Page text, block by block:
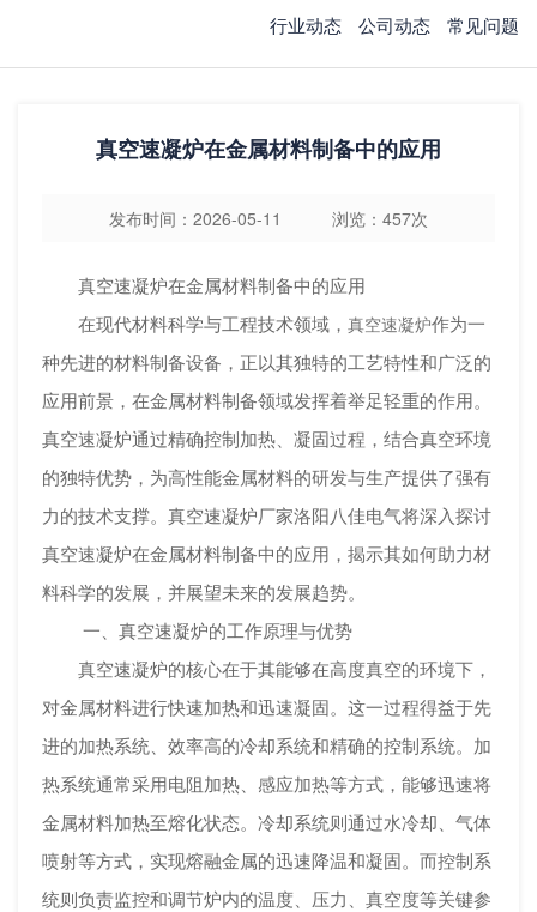
行业动态 公司动态 常见问题
​真空速凝炉在金属材料制备中的应用
发布时间：2026-05-11 浏览：457次
真空速凝炉在金属材料制备中的应用
在现代材料科学与工程技术领域， 真空速凝炉作为一
种先进的材料制备设备，正以其独特的工艺特性和广泛的
应用前景，在金属材料制备领域发挥着举足轻重的作用。
真空速凝炉通过精确控制加热、凝固过程，结合真空环境
的独特优势，为高性能金属材料的研发与生产提供了强有
力的技术支撑。 真空速凝炉厂家洛阳八佳电气将深入探讨
真空速凝炉在金属材料制备中的应用，揭示其如何助力材
料科学的发展，并展望未来的发展趋势。
一、真空速凝炉的工作原理与优势
真空速凝炉的核心在于其能够在高度真空的环境下，
对金属材料进行快速加热和迅速凝固。这一过程得益于先
进的加热系统、效率高的冷却系统和精确的控制系统。加
热系统通常采用电阻加热、感应加热等方式，能够迅速将
金属材料加热至熔化状态。冷却系统则通过水冷却、气体
喷射等方式，实现熔融金属的迅速降温和凝固。而控制系
统则负责监控和调节炉内的温度、压力、真空度等关键参